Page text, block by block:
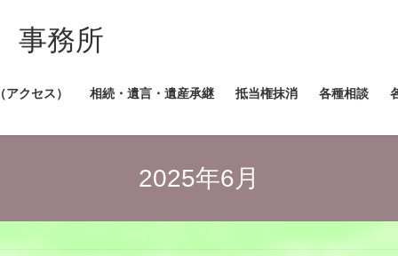
務所
クセス） 相続・遺言・遺産承継 抵当権抹消 各種相談
2025年6月